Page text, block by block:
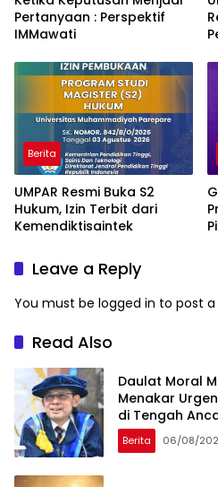
Pertanyaan : Perspektif
IMMawati
Berita
UMPAR Resmi Buka S2
Hukum, Izin Terbit dari
Kemendiktisaintek
Leave a Reply
You must be logged in to post
Read Also
Daulat Moral
Menakar
di Tengah
Berita 06/08/